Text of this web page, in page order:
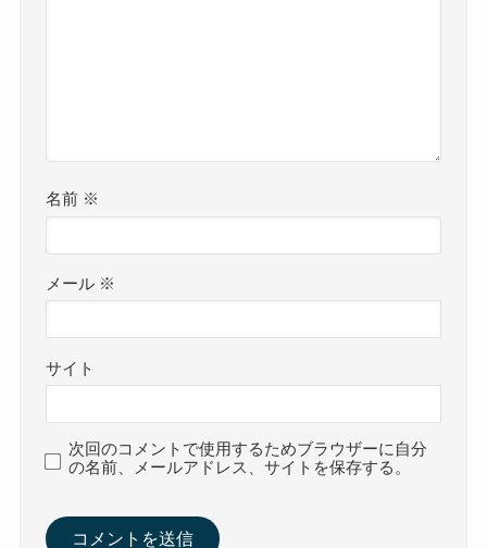
名前 ※
メール ※
サイト
次回のコメントで使用するためブラウザーに自分
の名前、メールアドレス、サイトを保存する。